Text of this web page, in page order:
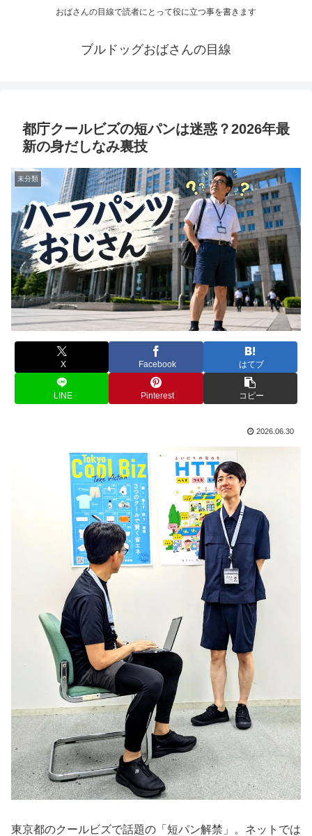
おばさんの目線で読者にとって役に立つ事を書きます
ブルドッグおばさんの目線
都庁クールビズの短パンは迷惑？2026年最
新の身だしなみ裏技
未分類
X Facebook はてブ
LINE Pinterest コピー
2026.06.30
東京都のクールビズで話題の「短パン解禁」。ネットでは